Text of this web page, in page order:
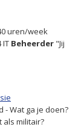
uren/week
IT Beheerder "Jij
- Wat ga je doen?
als militair?